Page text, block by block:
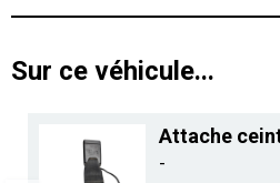
Sur ce véhicule...
Attache
-